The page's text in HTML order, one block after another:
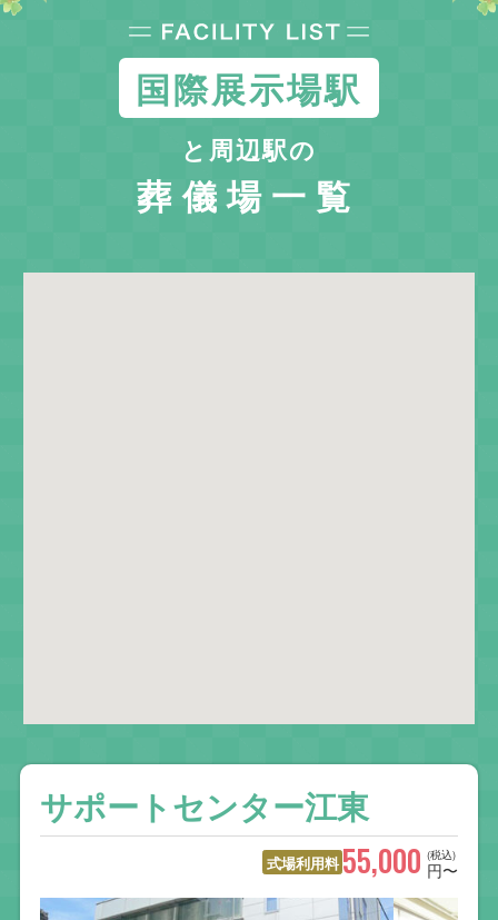
国際展示場駅
と周辺駅の
葬儀場一覧
サポートセンター江東
式場利用料 (税込)
55,000 円〜